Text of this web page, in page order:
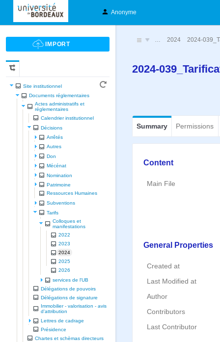
Anonyme
Site institutionnel
Documents réglementaires
Actes administratifs et
réglementaires
Calendrier institutionnel
Décisions
Arrêtés
Autres
Don
Mécénat
Nomination
Patrimoine
Ressources Humaines
Subventions
Tarifs
Colloques et
manifestations
2022
2023
2024
2025
2026
services de l'UB
Délégations de pouvoirs
Délégations de signature
Immobilier - valorisation - avis
d'attribution
Lettres de cadrage
Présidence
Chartes et schèmas directeurs
… 2024 2024-
2024-
Summary Permissions
Content
Main File
General Properties
Created at
Last Modified at
Author
Contributors
Last Contributor